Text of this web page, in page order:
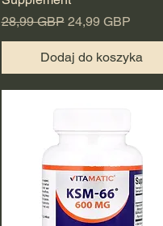
Regularna cena
28,99 GBP Cena rabatowa
24,99 GBP
Dodaj do koszyka